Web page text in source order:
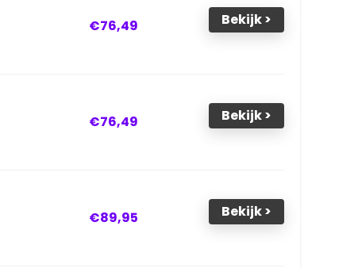
€76,49 Bekijk >
€76,49 Bekijk >
€89,95 Bekijk >